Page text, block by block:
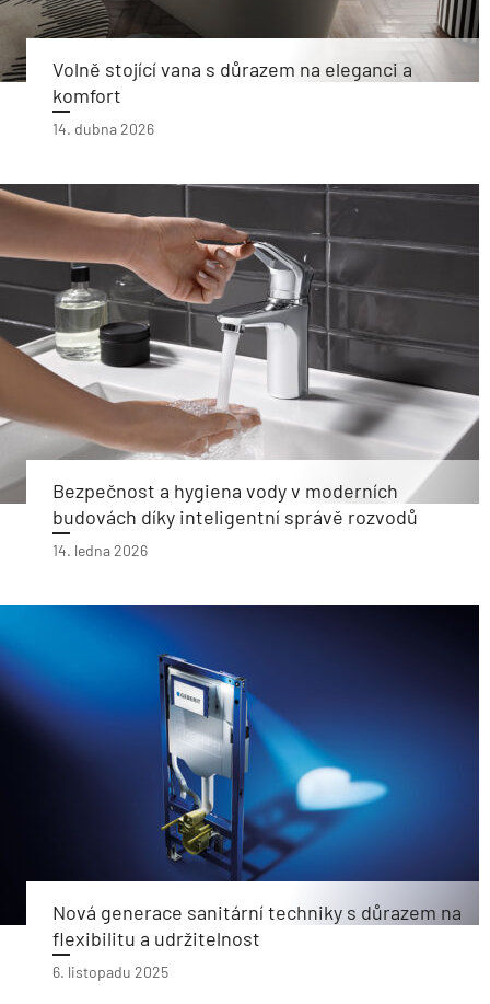
Volně stojící vana s důrazem na eleganci a
komfort
14. dubna 2026
Bezpečnost a hygiena vody v moderních
budovách díky inteligentní správě rozvodů
14. ledna 2026
Nová generace sanitární techniky s důrazem na
flexibilitu a udržitelnost
6. listopadu 2025